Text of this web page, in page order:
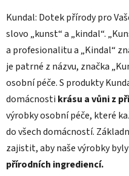
Kundal: Dotek přírody pro
slovo „kunst“ a „kindal“.
a profesionalitu a „Kindal“
je patrné z názvu, značka
osobní péče. S produkty
domácnosti krásu a vůni z
výrobky osobní péče, které
do všech domácností.
zajistit, aby naše výrobky byly
přírodních ingrediencí.